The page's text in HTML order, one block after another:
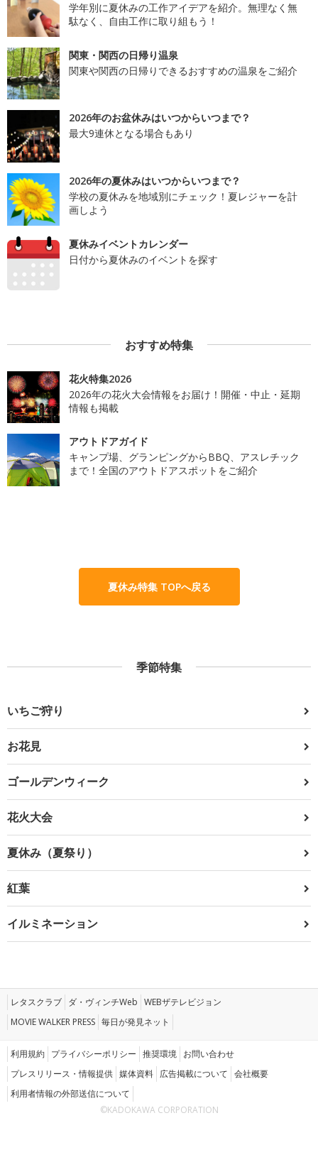
学年別に夏休みの工作アイデアを紹介。無理なく無
駄なく、自由工作に取り組もう！
関東・関西の日帰り温泉
関東や関西の日帰りできるおすすめの温泉をご紹介
2026年のお盆休みはいつからいつまで？
最大9連休となる場合もあり
2026年の夏休みはいつからいつまで？
学校の夏休みを地域別にチェック！夏レジャーを計
画しよう
夏休みイベントカレンダー
日付から夏休みのイベントを探す
おすすめ特集
花火特集2026
2026年の花火大会情報をお届け！開催・中止・延期
情報も掲載
アウトドアガイド
キャンプ場、グランピングからBBQ、アスレチック
まで！全国のアウトドアスポットをご紹介
夏休み特集 TOPへ戻る
季節特集
いちご狩り
お花見
ゴールデンウィーク
花火大会
夏休み（夏祭り）
紅葉
イルミネーション
レタスクラブ ダ・ヴィンチWeb WEBザテレビジョン
MOVIE WALKER PRESS 毎日が発見ネット
利用規約 プライバシーポリシー 推奨環境 お問い合わせ
プレスリリース・情報提供 媒体資料 広告掲載について 会社概要
利用者情報の外部送信について
©KADOKAWA CORPORATION